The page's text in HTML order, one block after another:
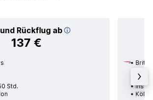
Rückflug ab
137 €
Std.
Köln